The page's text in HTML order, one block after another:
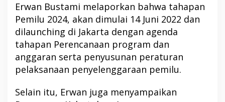
Erwan Bustami melaporkan bahwa tahapan
Pemilu 2024, akan dimulai 14 Juni 2022 dan
dilaunching di Jakarta dengan agenda
tahapan Perencanaan program dan
anggaran serta penyusunan peraturan
pelaksanaan penyelenggaraan pemilu.
Selain itu, Erwan juga menyampaikan